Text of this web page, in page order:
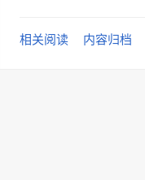
相关阅读 内容归档